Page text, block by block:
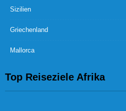
Sizilien
Griechenland
Mallorca
Top Reiseziele Afrika